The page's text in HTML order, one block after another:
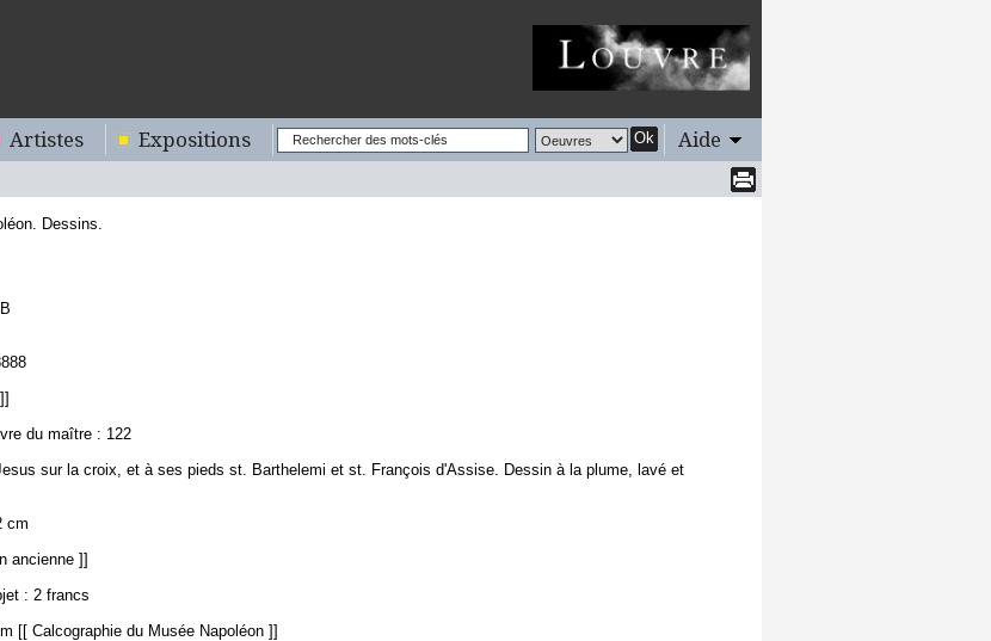
Artistes Expositions Ok Aide
Dessins.
du maître : 122
sur la croix, et à ses pieds st. Barthelemi et st. François d'Assise. Dessin à la plume, lavé et
cm
ancienne ]]
: 2 francs
[[ Calcographie du Musée Napoléon ]]